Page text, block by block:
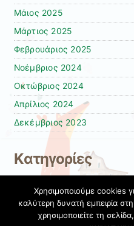
Μάιος 2025
Μάρτιος 2025
Φεβρουάριος 2025
Νοέμβριος 2024
Οκτώβριος 2024
Απρίλιος 2024
Δεκέμβριος 2023
Kατηγορίες
Δράσεις 2025-2026
Σχολικές Δράσεις 2024-
Χρησιμοποιούμε cookies
καλύτερη δυνατή εμπειρία
χρησιμοποιείτε τη